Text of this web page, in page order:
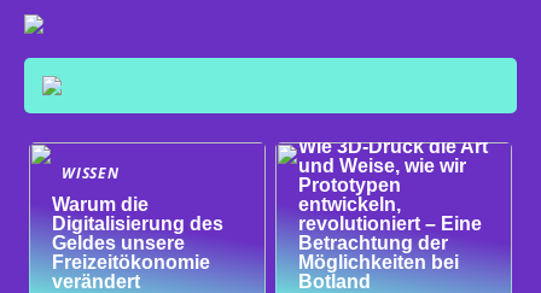
WISSEN
Warum die
Digitalisierung des
Geldes unsere
Freizeitökonomie
verändert
WISSEN
Wie 3D-Druck die Art
und Weise, wie wir
Prototypen
entwickeln,
revolutioniert – Eine
Betrachtung der
Möglichkeiten bei
Botland